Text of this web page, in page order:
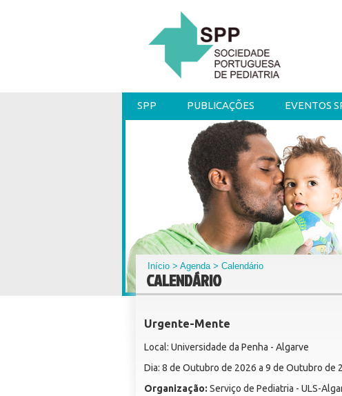
SPP PUBLICAÇÕES EVENTOS
Início >Agenda> Calendário
CALENDÁRIO
Urgente-Mente
Local: Universidade da Penha - Algarve
Dia: 8 de Outubro de 2026 a 9 de Outubro de
Organização: Serviço de Pediatria - ULS-